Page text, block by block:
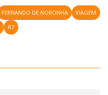
FERNANDO DE NORONHA
VIAGEM
R7